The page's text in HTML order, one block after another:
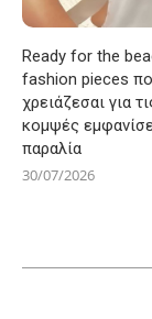
Ready for the
fashion pieces
χρειάζεσαι για
κομψές
παραλία
30/07/2026